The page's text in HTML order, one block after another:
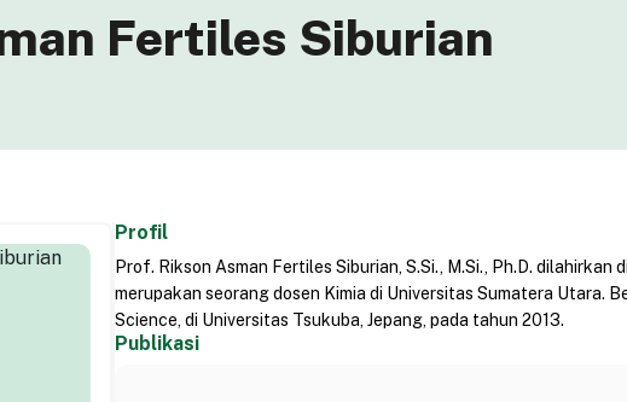
Fertiles Siburian
Profil
Prof. Rikson Asman Fertiles Siburian, S.Si., M.Si., Ph.D.
merupakan seorang dosen Kimia di Universitas Sumatera Utara.
Science, di Universitas Tsukuba, Jepang, pada tahun 2013.
Publikasi